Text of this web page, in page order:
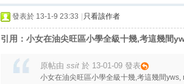
發表於 13-1-9 23:33 只看該作者
引用：小女在油尖旺區小學全級十幾,考這幾間
原帖由 ssit 於 13-01-09 發表
小女在油尖旺區小學全級十幾,考這幾間